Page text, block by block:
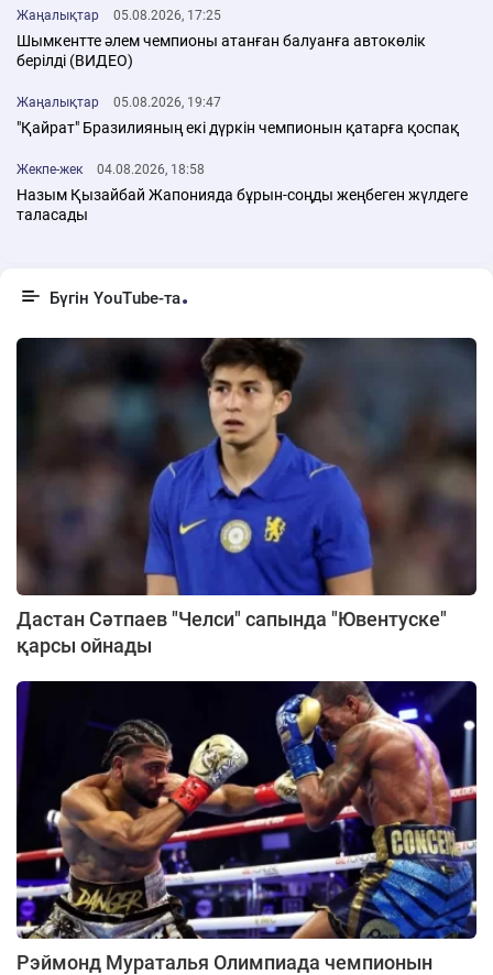
Жаңалықтар 05.08.2026, 17:25
Шымкентте әлем чемпионы атанған балуанға автокөлік
берілді (ВИДЕО)
Жаңалықтар 05.08.2026, 19:47
"Қайрат" Бразилияның екі дүркін чемпионын қатарға қоспақ
Жекпе-жек 04.08.2026, 18:58
Назым Қызайбай Жапонияда бұрын-соңды жеңбеген жүлдеге
таласады
Бүгін YouTube-та
Дастан Сәтпаев "Челси" сапында "Ювентуске"
қарсы ойнады
Рэймонд Мураталья Олимпиада чемпионын